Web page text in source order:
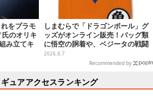
をプラモ
のオリキ
み立てキ
はレール
しまむらで「ドラゴンボール」グ
ッズがオンライン販売！バッグ類
に悟空の胴着や、ベジータの戦闘
服を大胆デザイン
2026.8.7
Recommended by
ギュアアクセスランキング